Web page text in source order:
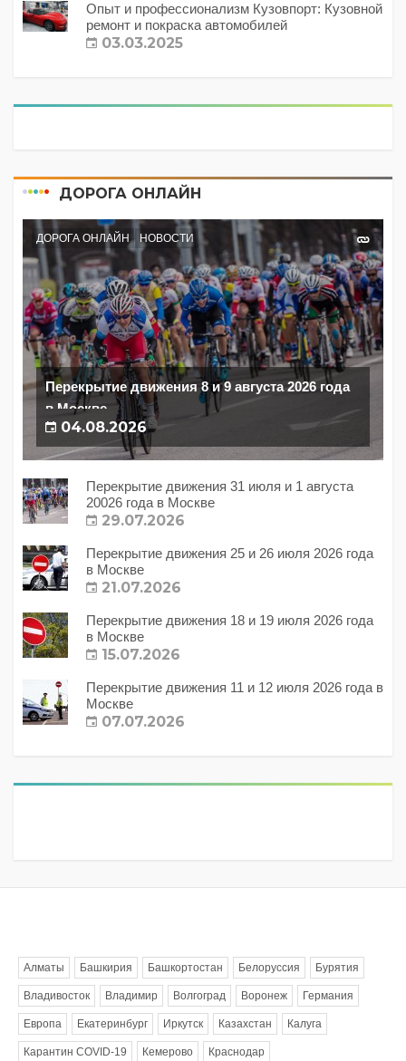
Опыт и профессионализм Кузовпорт: Кузовной
ремонт и покраска автомобилей
03.03.2025
ДОРОГА ОНЛАЙН
ДОРОГА ОНЛАЙН НОВОСТИ
Перекрытие движения 8 и 9 августа 2026 года
в Москве
04.08.2026
Перекрытие движения 31 июля и 1 августа
20026 года в Москве
29.07.2026
Перекрытие движения 25 и 26 июля 2026 года
в Москве
21.07.2026
Перекрытие движения 18 и 19 июля 2026 года
в Москве
15.07.2026
Перекрытие движения 11 и 12 июля 2026 года в
Москве
07.07.2026
Алматы Башкирия Башкортостан Белоруссия Бурятия
Владивосток Владимир Волгоград Воронеж Германия
Европа Екатеринбург Иркутск Казахстан Калуга
Карантин COVID-19 Кемерово Краснодар